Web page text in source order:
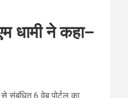
धामी ने कहा–
से संबंधित 6 वेब पोर्टल का